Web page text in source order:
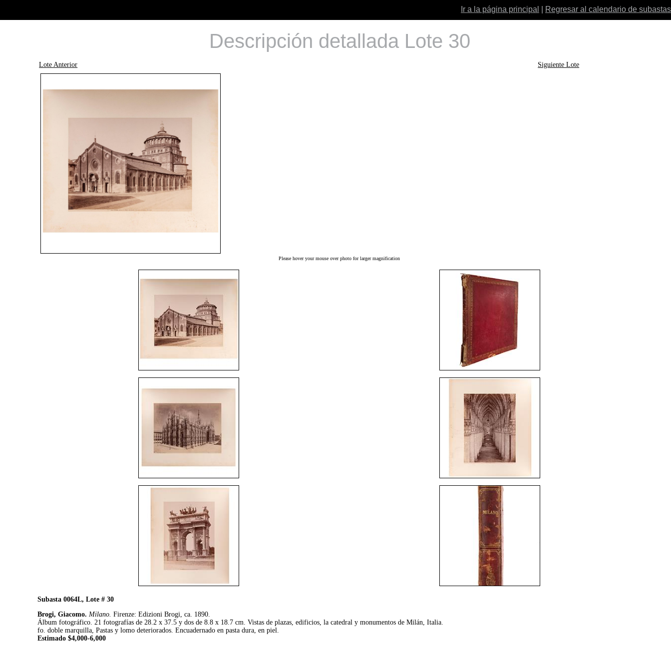
Ir a la página principal Regresar al calendario de subastas
Descripción detallada Lote 30
Lote Anterior Siguiente Lote
Please hover your mouse over photo for larger magnification
Subasta 0064L, Lote # 30
Brogi, Giacomo.Milano.Firenze: Edizioni Brogi, ca. 1890.
Álbum fotográfico. 21 fotografías de 28.2 x 37.5 y dos de 8.8 x 18.7 cm. Vistas de plazas, edificios, la catedral y monumentos de Milán, Italia.
fo. doble marquilla, Pastas y lomo deteriorados. Encuadernado en pasta dura, en piel.
Estimado $4,000-6,000